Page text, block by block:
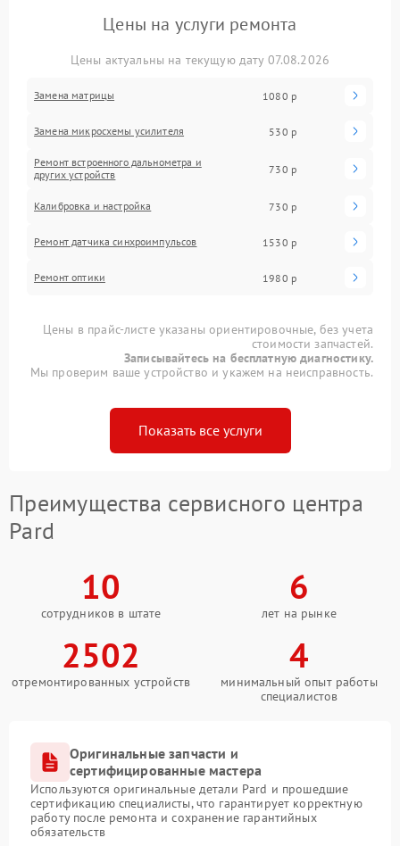
Цены на услуги ремонта
Цены актуальны на текущую дату 07.08.2026
Замена матрицы 1080 р
Замена микросхемы усилителя 530 р
Ремонт встроенного дальнометра и
других устройств
730 р
Калибровка и настройка 730 р
Ремонт датчика синхроимпульсов 1530 р
Ремонт оптики 1980 р
Цены в прайс-листе указаны ориентировочные, без учета
стоимости запчастей.
Записывайтесь на бесплатную диагностику.
Мы проверим ваше устройство и укажем на неисправность.
Показать все услуги
Преимущества сервисного центра
Pard
10
сотрудников в штате
6
лет на рынке
2502
отремонтированных устройств
4
минимальный опыт работы
специалистов
Оригинальные запчасти и
сертифицированные мастера
Используются оригинальные детали Pard и прошедшие
сертификацию специалисты, что гарантирует корректную
работу после ремонта и сохранение гарантийных
обязательств